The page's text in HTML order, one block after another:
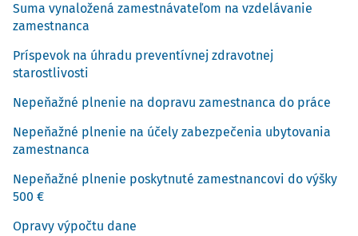
Suma vynaložená zamestnávateľom na vzdelávanie
zamestnanca
Príspevok na úhradu preventívnej zdravotnej
starostlivosti
Nepeňažné plnenie na dopravu zamestnanca do práce
Nepeňažné plnenie na účely zabezpečenia ubytovania
zamestnanca
Nepeňažné plnenie poskytnuté zamestnancovi do výšky
500 €
Opravy výpočtu dane